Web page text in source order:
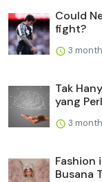
Could
fight?
3
Tak
yang
3
Fashion
Busana